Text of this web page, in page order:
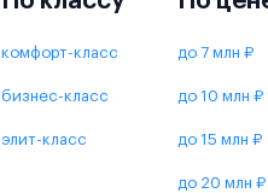
комфорт-класс
бизнес-класс
элит-класс
до 7 млн ₽
до 10 млн ₽
до 15 млн ₽
до 20 млн ₽